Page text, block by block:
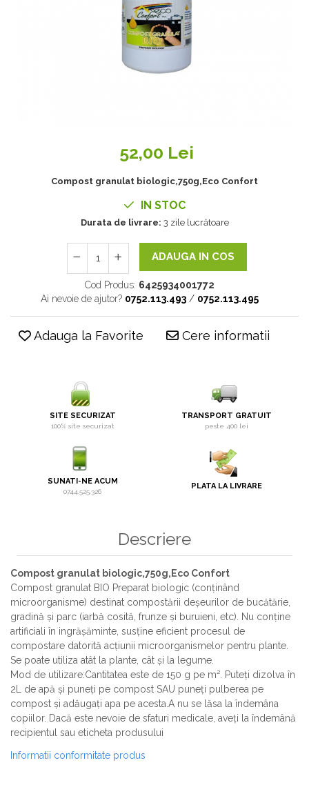
52,00 Lei
Compost granulat biologic,750g,Eco Confort
IN STOC
Durata de livrare: 3 zile lucrătoare
ADAUGA IN COS
Cod Produs: 6425934001772
Ai nevoie de ajutor? 0752.113.493 / 0752.113.495
Adauga la Favorite Cere informatii
SITE SECURIZAT
100% site securizat
TRANSPORT GRATUIT
peste 400 lei
SUNATI-NE ACUM
0744.525.326
PLATA LA LIVRARE
Descriere
Compost granulat biologic,750g,Eco Confort
Compost granulat BIO Preparat biologic (conținând
microorganisme) destinat compostării deșeurilor de bucătărie,
gradină și parc (iarbă cosită, frunze și buruieni, etc). Nu conține
artificiali în ingrășăminte, susține eficient procesul de
compostare datorită acțiunii microorganismelor pentru plante.
Se poate utiliza atât la plante, cât și la legume.
Mod de utilizare:Cantitatea este de 150 g pe m². Puteți dizolva în
2L de apă și puneți pe compost SAU puneți pulberea pe
compost și adăugați apa pe acesta.A nu se lăsa la îndemâna
copiilor. Dacă este nevoie de sfaturi medicale, aveți la îndemână
recipientul sau eticheta produsului
Informatii conformitate produs